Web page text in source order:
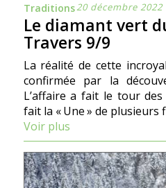
Traditions20 décembre 2022
Le diamant vert
Travers 9/9
La réalité de cette
confirmée par la
L’affaire a fait le tour
fait la « Une » de
Voir plus